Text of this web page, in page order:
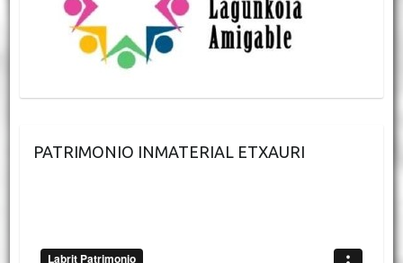
PATRIMONIO INMATERIAL ETXAURI